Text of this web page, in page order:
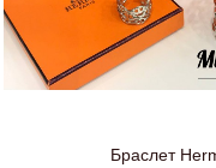
Браслет